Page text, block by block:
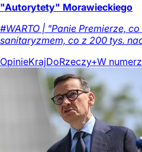
"Autorytety" Morawieckiego
#WARTO | "Panie Premierze,
sanitaryzmem, co z 200 tys.
OpinieKrajDoRzeczy+W